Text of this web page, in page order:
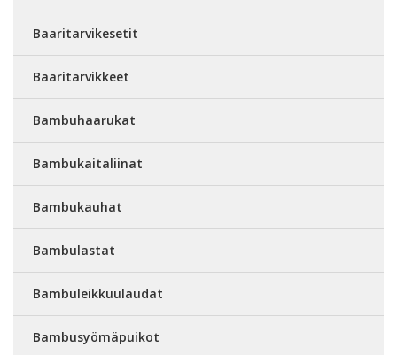
Baaritarvikesetit
Baaritarvikkeet
Bambuhaarukat
Bambukaitaliinat
Bambukauhat
Bambulastat
Bambuleikkuulaudat
Bambusyömäpuikot